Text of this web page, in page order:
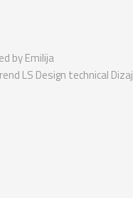
byEmilija
LS Design technical